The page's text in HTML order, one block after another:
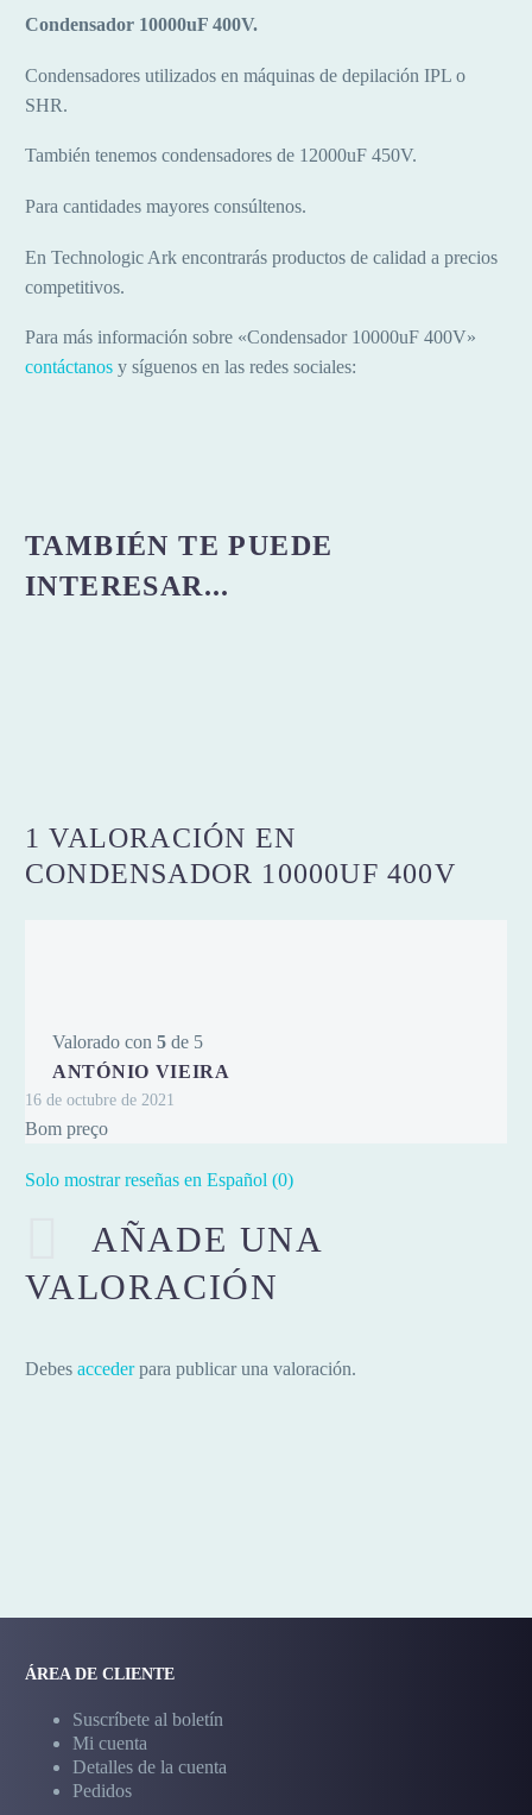
Condensador 10000uF 400V.
Condensadores utilizados en máquinas de depilación IPL o
SHR.
También tenemos condensadores de 12000uF 450V.
Para cantidades mayores consúltenos.
En Technologic Ark encontrarás productos de calidad a precios
competitivos.
Para más información sobre «Condensador 10000uF 400V»
contáctanos y síguenos en las redes sociales:
TAMBIÉN TE PUEDE
INTERESAR...
1 VALORACIÓN EN
CONDENSADOR 10000UF 400V
Valorado con 5 de 5
ANTÓNIO VIEIRA
16 de octubre de 2021
Bom preço
Solo mostrar reseñas en Español (0)
AÑADE UNA
VALORACIÓN
Debes accederpara publicar una valoración.
ÁREA DE CLIENTE
Suscríbete al boletín
Mi cuenta
Detalles de la cuenta
Pedidos